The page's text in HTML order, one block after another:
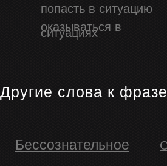
попасть в ситуацию
оказываться в
ситуациях
Другие слова к фразе
бессознательное